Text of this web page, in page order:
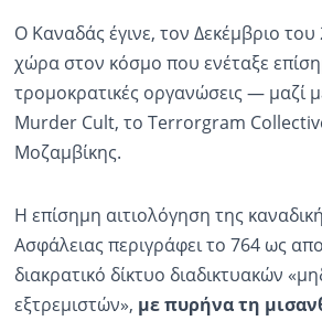
Ο Καναδάς έγινε, τον Δεκέμβριο
χώρα στον κόσμο που ενέταξε
τρομοκρατικές οργανώσεις — μαζί
Murder Cult, το Terrorgram
Μοζαμβίκης.
Η επίσημη αιτιολόγηση της
Ασφάλειας περιγράφει το 764 ως
διακρατικό δίκτυο διαδικτυακών
εξτρεμιστών», με πυρήνα τη